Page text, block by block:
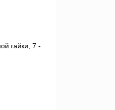
гайки, 7 -